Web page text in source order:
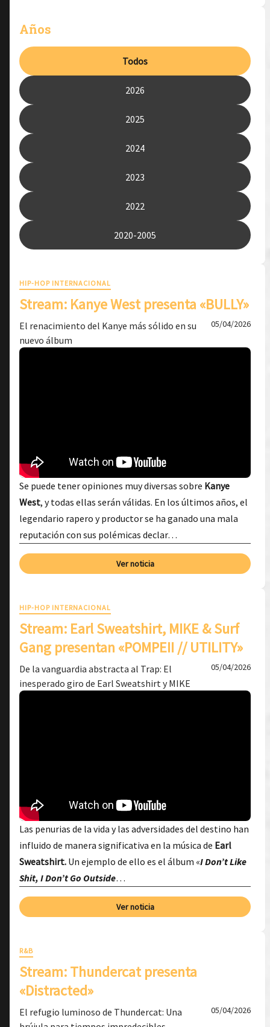
Años
Todos
2026
2025
2024
2023
2022
2020-2005
HIP-HOP INTERNACIONAL
Stream: Kanye West presenta «BULLY»
El renacimiento del Kanye más sólido en su
nuevo álbum
05/04/2026
Se puede tener opiniones muy diversas sobre Kanye
West, y todas ellas serán válidas. En los últimos años, el
legendario rapero y productor se ha ganado una mala
reputación con sus polémicas declar…
Ver noticia
HIP-HOP INTERNACIONAL
Stream: Earl Sweatshirt, MIKE & Surf
Gang presentan «POMPEII // UTILITY»
De la vanguardia abstracta al Trap: El
inesperado giro de Earl Sweatshirt y MIKE
05/04/2026
Las penurias de la vida y las adversidades del destino han
influido de manera significativa en la música de Earl
Sweatshirt. Un ejemplo de ello es el álbum «I Don’t Like
Shit, I Don’t Go Outside…
Ver noticia
R&B
Stream: Thundercat presenta
«Distracted»
El refugio luminoso de Thundercat: Una
05/04/2026